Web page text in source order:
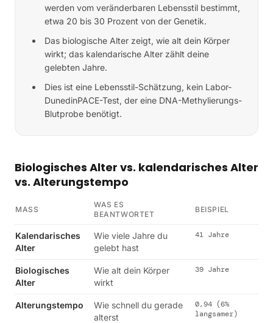
werden vom veränderbaren Lebensstil bestimmt,
etwa 20 bis 30 Prozent von der Genetik.
Das biologische Alter zeigt, wie alt dein Körper
wirkt; das kalendarische Alter zählt deine
gelebten Jahre.
Dies ist eine Lebensstil-Schätzung, kein Labor-
DunedinPACE-Test, der eine DNA-Methylierungs-
Blutprobe benötigt.
Biologisches Alter vs. kalendarisches Alter
vs. Alterungstempo
MASS
WAS ES
BEANTWORTET
BEISPIEL
Kalendarisches
Alter
Wie viele Jahre du
gelebt hast
41 Jahre
Biologisches
Alter
Wie alt dein Körper
wirkt
39 Jahre
Alterungstempo
Wie schnell du gerade
alterst
0,94 (6%
langsamer)